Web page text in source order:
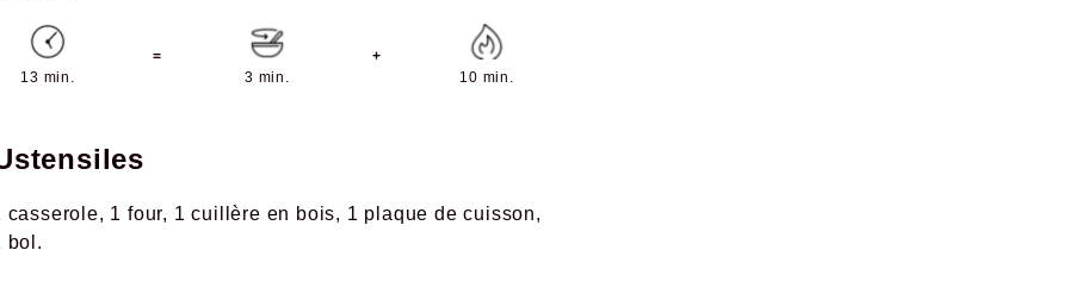
13 min.
=
3 min.
+
10 min.
Ustensiles
casserole 1 four 1 cuillère en bois
1 plaque de cuisson
bol